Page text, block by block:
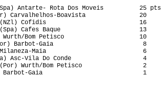
Antarte- Rota Dos Moveis          25 pts
Carvalhelhos-Boavista               20
(NZl) Cofidis                          16
(Spa) Cafes Baque                      13
Wurth/Bom Petisco                     10
(Por) Barbot-Gaia                         8
Milaneza-Maia                           6
Asc-Vila Do Conde                    4
(Por) Wurth/Bom Petisco                 2
Barbot-Gaia                            1